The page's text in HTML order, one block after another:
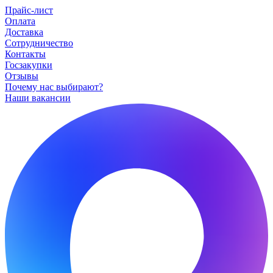
Прайс-лист
Оплата
Доставка
Сотрудничество
Контакты
Госзакупки
Отзывы
Почему нас выбирают?
Наши вакансии